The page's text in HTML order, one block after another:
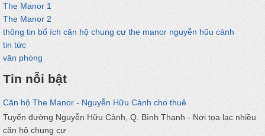
The Manor 1
The Manor 2
thông tin bổ ích căn hộ chung cư the manor nguyễn hũu cảnh
tin tức
văn phòng
Tin nỗi bật
Căn hộ The Manor - Nguyễn Hữu Cảnh cho thuê
Tuyến đường Nguyễn Hữu Cảnh, Q. Bình Thạnh - Nơi tọa lạc nhiều
căn hộ chung cư